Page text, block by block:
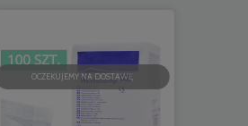
OCZEKUJEMY NA DOSTAWĘ